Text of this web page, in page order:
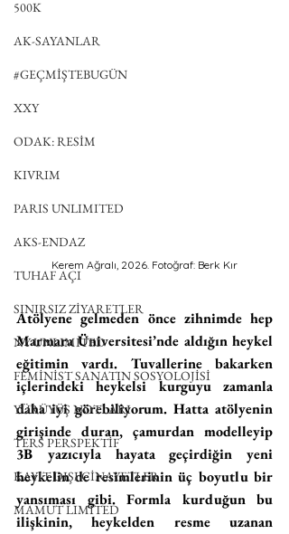
500K
AK-SAYANLAR
#GEÇMİŞTEBUGÜN
XXY
ODAK: RESİM
KIVRIM
PARIS UNLIMITED
AKS-ENDAZ
TUHAF AÇI
SINIRSIZ ZİYARETLER
NY UNLIMITED
FEMİNİST SANATIN SOSYOLOJİSİ
YÜRÜYÜŞ NOTLARI
TERS PERSPEKTİF
KAYIT DIŞI CİNAYETLER
MAMUT LIMITED
Kerem Ağralı, 2026. Fotoğraf: Berk Kır
Atölyene gelmeden önce zihnimde hep
Marmara Üniversitesi’nde aldığın heykel
eğitimin vardı. Tuvallerine bakarken
içlerindeki heykelsi kurguyu zamanla
daha iyi görebiliyorum. Hatta atölyenin
girişinde duran, çamurdan modelleyip
3B yazıcıyla hayata geçirdiğin yeni
heykelin de resimlerinin üç boyutlu bir
yansıması gibi. Formla kurduğun bu
ilişkinin, heykelden resme uzanan